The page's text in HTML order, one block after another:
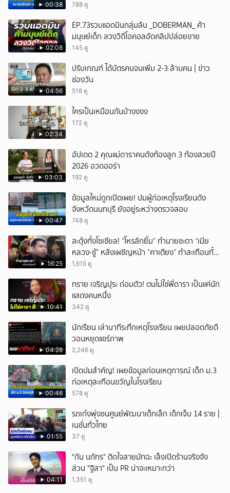
00:38 788 ดู
02:08
EP.73รวบแอดมินกลุ่มลับ _DOBERMAN_ ค้า
มนุษย์เด็ก ลวงวิดีโอคอลอัดคลิปปล่อยขาย
145 ดู
04:56
ปรับเกณฑ์ ได้บัตรคนจนเพิ่ม 2-3 ล้านคน | ข่าว
ช่องวัน
518 ดู
02:34
ใครเป็นเหมือนกันบ้างงงง
172 ดู
03:03
อัปเดต 2 คุณแม่ดาราคนดังท้องลูก 3 ท้องสวยปี
2026 อวดออร่า
192 ดู
00:47
ข้อมูลใหม่ถูกเปิดเผย! ปมผู้ก่อเหตุโรงเรียนดัง
จังหวัดนนทบุรี ยังอยู่ระหว่างตรวจสอบ
748 ดู
16:25
สะดุ้งทั้งโซเชียล! “โหรลักยิ้ม” ทำนายชะตา “เมีย
หลวง-ชู้” หลังเผชิญหน้า “คาเตียง” ทำสะเทือนทั้ง
ประเทศ
1,615 ดู
10:41
ทราย เจริญปุระ ถ่อมตัว! ตนไม่ใช่พี่ดารา เป็นแค่นัก
แสดงคนหนึ่ง
342 ดู
04:28
นักเรียน เล่านาทีระทึกเหตุโรงเรียน เผยปลอดภัยดี
วอนหยุดแชร์ภาพ
2,246 ดู
00:46
เปิดปมสำคัญ! เผยข้อมูลก่อนเหตุการณ์ เด็ก ม.3
ก่อเหตุสะเทือนขวัญในโรงเรียน
578 ดู
01:55
รถเก๋งพุ่งชนศูนย์พัฒนาเด็กเล็ก เด็กเจ็บ 14 ราย |
เนชั่นทั่วไทย
37 ดู
04:11
"กัน นภัทร" ติดใจสายมัทฉะ เล็งเปิดร้านจริงจัง
ส่วน "ฐิสา" เป็น PR น่าจะเหมาะกว่า
1,351 ดู